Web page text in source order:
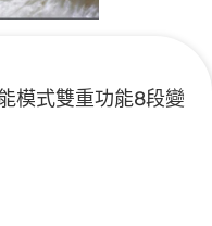
模式雙重功能8段變